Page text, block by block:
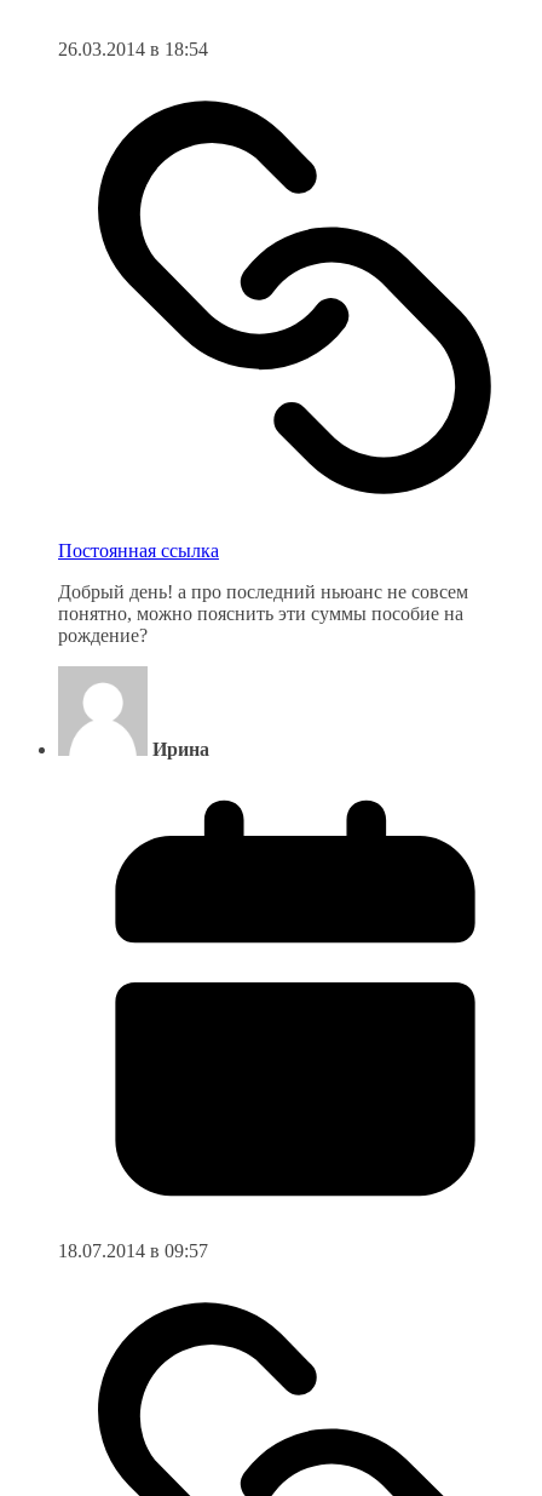
26.03.2014 в 18:54
Постоянная ссылка
Добрый день! а про последний ньюанс не совсем
понятно, можно пояснить эти суммы пособие на
рождение?
Ирина
18.07.2014 в 09:57